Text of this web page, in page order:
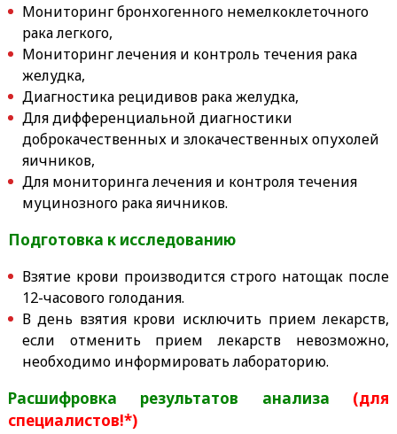
Мониторинг бронхогенного немелкоклеточного
рака легкого,
Мониторинг лечения и контроль течения рака
желудка,
Диагностика рецидивов рака желудка,
Для дифференциальной диагностики
доброкачественных и злокачественных опухолей
яичников,
Для мониторинга лечения и контроля течения
муцинозного рака яичников.
Подготовка к исследованию
Взятие крови производится строго натощак после
12-часового голодания.
В день взятия крови исключить прием лекарств,
если отменить прием лекарств невозможно,
необходимо информировать лабораторию.
Расшифровка результатов анализа (для
специалистов!*)